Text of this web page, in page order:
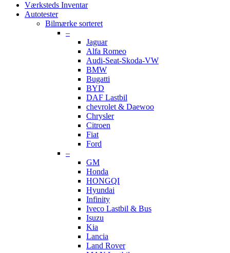
Værksteds Inventar
Autotester
Bilmærke sorteret
–
Jaguar
Alfa Romeo
Audi-Seat-Skoda-VW
BMW
Bugatti
BYD
DAF Lastbil
chevrolet & Daewoo
Chrysler
Citroen
Fiat
Ford
–
GM
Honda
HONGQI
Hyundai
Infinity
Iveco Lastbil & Bus
Isuzu
Kia
Lancia
Land Rover